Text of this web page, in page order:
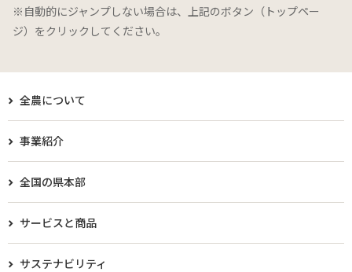
※自動的にジャンプしない場合は、上記のボタン（トップペー
ジ）をクリックしてください。
全農について
事業紹介
全国の県本部
サービスと商品
サステナビリティ